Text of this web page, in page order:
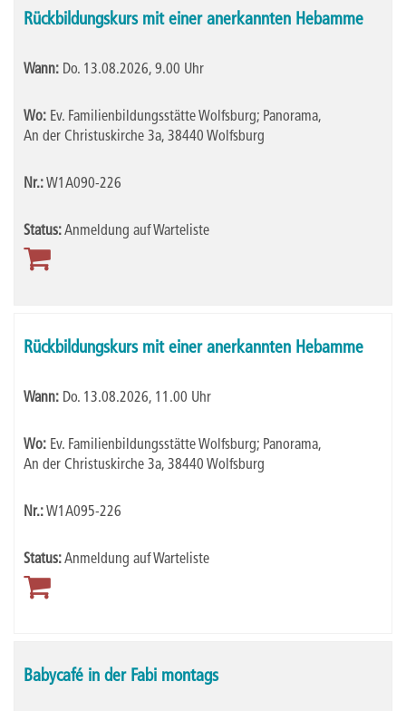
Rückbildungskurs mit einer anerkannten Hebamme
Wann: Do. 13.08.2026, 9.00 Uhr
Wo: Ev. Familienbildungsstätte Wolfsburg; Panorama,
An der Christuskirche 3a, 38440 Wolfsburg
Nr.:W1A090-226
Status:Anmeldung auf Warteliste
Rückbildungskurs mit einer anerkannten Hebamme
Wann: Do. 13.08.2026, 11.00 Uhr
Wo: Ev. Familienbildungsstätte Wolfsburg; Panorama,
An der Christuskirche 3a, 38440 Wolfsburg
Nr.:W1A095-226
Status:Anmeldung auf Warteliste
Babycafé in der Fabi montags